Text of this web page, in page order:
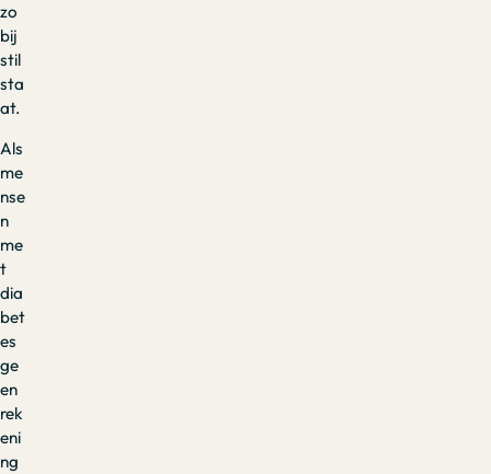
zo
bij
stil
sta
at.
Als
me
nse
n
me
t
dia
bet
es
ge
en
rek
eni
ng